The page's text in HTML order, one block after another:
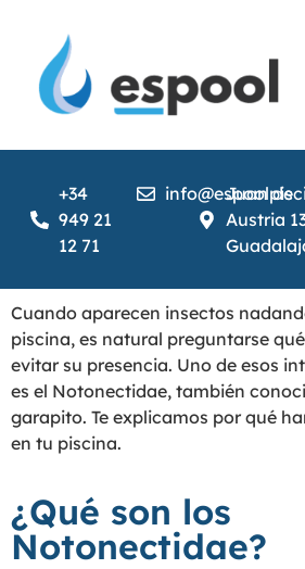
+34
949 21
12 71
Juan de
Austria
Cuando aparecen insectos
piscina, es natural preguntarse
evitar su presencia. Uno de esos
es el Notonectidae, también
garapito. Te explicamos por qué
en tu piscina.
¿Qué son los
Notonectidae?